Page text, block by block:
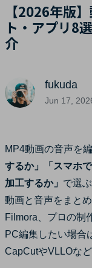
ユーティリティ
概要
ソリューション
企業情報
サポート
プラットフォーム
製品機能
AI機能
AIヒント
Filmoraのユーザー
動画編集関連知識
サポート
カスタマーサポート
ブランド紹介
購入する
検索
【2026年版
ト・アプリ8
介
fukuda
Jun 17,
MP4動画の音声を
するか」「スマホ
加工するか」 で選
動画と音声をまと
Filmora、プロの制
PC編集したい場合
CapCutやVLLOな